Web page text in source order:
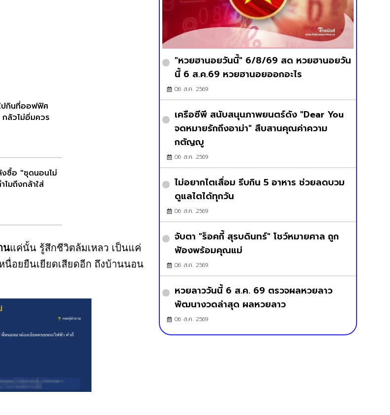
ปกินที่ออฟฟิศ
ลัวไม่อิ่มควร
งซื้อ "ชุดนอนไม่
ไมถึงกล้าใส่
นแค่นั้น รู้สึกชีวิตล้มเหลว เป็นแค่
อยยืนเยียดเสียดอีก ถึงบ้านนอน
"หวยฮานอยวันนี้" 6/8/69 สด หวยฮานอยวัน
นี้ 6 ส.ค.69 หวยฮานอยออกอะไร
06 ส.ค. 2569
เครือซีพี สนับสนุนภาพยนตร์ดัง "Dear You
จดหมายรักถึงอาม่า" สืบสานคุณค่าความ
กตัญญู
06 ส.ค. 2569
ไม่อยากไตเสื่อม รีบกิน 5 อาหาร ช่วยลดบวม
ดูแลไตได้ทุกวัน
06 ส.ค. 2569
จับตา "ร็อคกี้ สุรบดินทร์" โชว์หมายศาล ถูก
ฟ้องพร้อมคุณแม่
06 ส.ค. 2569
หวยลาววันนี้ 6 ส.ค. 69 ตรวจผลหวยลาว
พัฒนางวดล่าสุด ผลหวยลาว
06 ส.ค. 2569